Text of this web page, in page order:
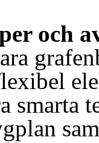
och
smarta